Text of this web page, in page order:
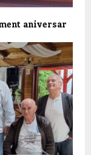
aniversar